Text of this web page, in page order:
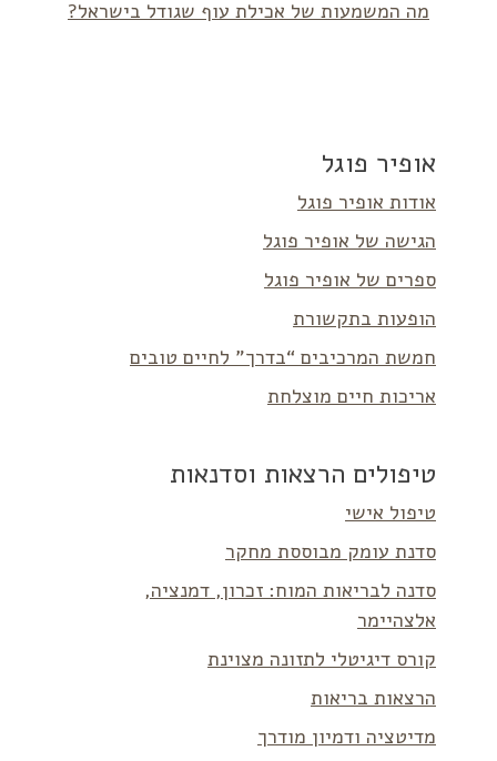
מה המשמעות של אכילת עוף שגודל בישראל?
אופיר פוגל
אודות אופיר פוגל
הגישה של אופיר פוגל
ספרים של אופיר פוגל
הופעות בתקשורת
חמשת המרכיבים “בדרך” לחיים טובים
אריכות חיים מוצלחת
טיפולים הרצאות וסדנאות
טיפול אישי
סדנת עומק מבוססת מחקר
סדנה לבריאות המוח: זכרון, דמנציה,
אלצהיימר
קורס דיגיטלי לתזונה מצוינת
הרצאות בריאות
מדיטציה ודמיון מודרך